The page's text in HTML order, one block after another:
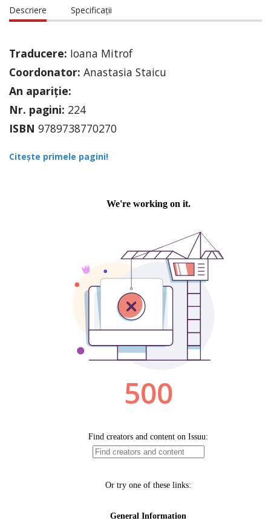
Descriere Specificații
Traducere: Ioana Mitrof
Coordonator: Anastasia Staicu
An apariție:
Nr. pagini: 224
ISBN 9789738770270
Citește primele pagini!